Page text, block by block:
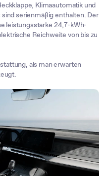
Klimaautomatik und
serienmäßig enthalten. Der
leistungsstarke 24,7-kWh-
Reichweite von bis zu
als man erwarten